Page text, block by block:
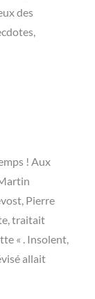
des
! Aux
Pierre
traitait
« . Insolent,
allait